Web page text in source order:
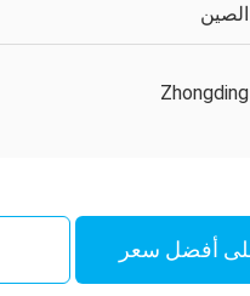
الصين
Zhongding